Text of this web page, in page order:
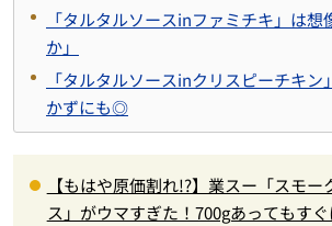
「タルタルソースinファミチキ」は想
か」
「タルタルソースinクリスピーチキン
かずにも◎
【もはや原価割れ!?】業スー「スモー
ス」がウマすぎた！700gあってもす